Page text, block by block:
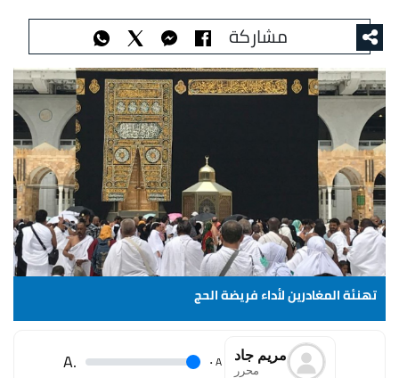
مشاركة
تهنئة المغادرين لأداء فريضة الحج
مريم جاد
محرر A
.
.A